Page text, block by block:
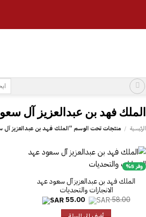
البحث
عن:
الرئيسية / منتجات تحت الوسم “‎الملك فهد بن عبدالعزيز آل سعود عهد الانجازات والتحديات‎”
وفر 5%
‎الملك فهد بن عبدالعزيز آل سعود عهد
الانجازات والتحديات‎
58.00
السعر
هو:
55.00 السعر
الحالي